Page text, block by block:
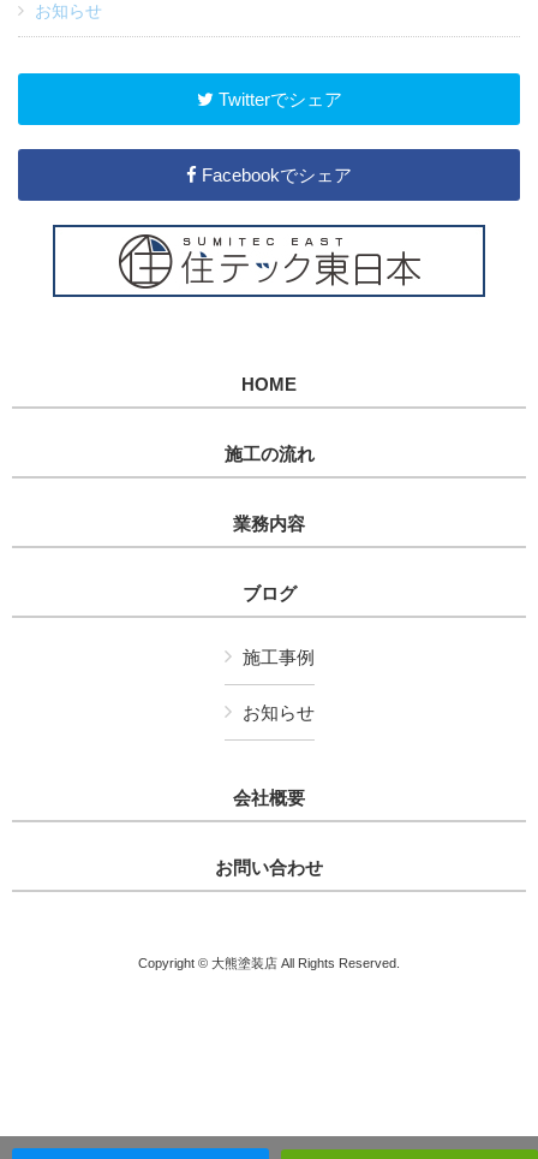
お知らせ
Twitterでシェア
Facebookでシェア
HOME
施工の流れ
業務内容
ブログ
施工事例
お知らせ
会社概要
お問い合わせ
Copyright © 大熊塗装店 All Rights Reserved.